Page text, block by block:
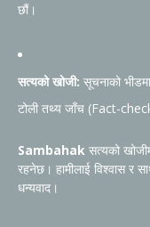
छौं।
सत्यको खोजी: सूचनाको
टोली तथ्य जाँच (Fact-
Sambahak सत्यको
रहनेछ। हामीलाई विश्वास र
धन्यवाद।